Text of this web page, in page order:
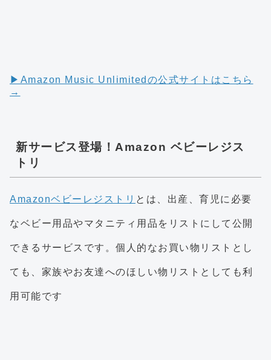
▶︎Amazon Music Unlimitedの公式サイトはこちら
→
新サービス登場！Amazon ベビーレジス
トリ
Amazonベビーレジストリ とは、出産、育児に必要
なベビー用品やマタニティ用品をリストにして公開
できるサービスです。個人的なお買い物リストとし
ても、家族やお友達へのほしい物リストとしても利
用可能です